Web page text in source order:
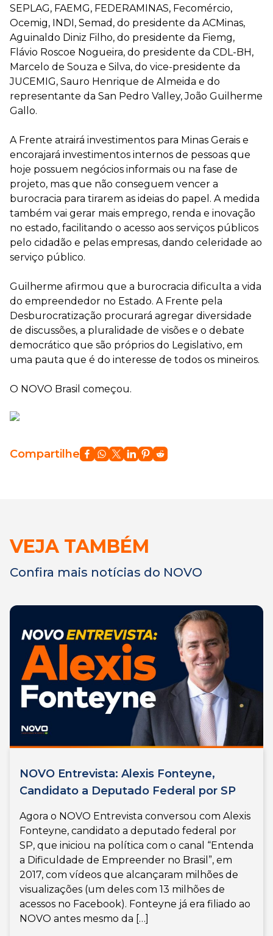
SEPLAG, FAEMG, FEDERAMINAS, Fecomércio,
Ocemig, INDI, Semad, do presidente da ACMinas,
Aguinaldo Diniz Filho, do presidente da Fiemg,
Flávio Roscoe Nogueira, do presidente da CDL-BH,
Marcelo de Souza e Silva, do vice-presidente da
JUCEMIG, Sauro Henrique de Almeida e do
representante da San Pedro Valley, João Guilherme
Gallo.
A Frente atrairá investimentos para Minas Gerais e
encorajará investimentos internos de pessoas que
hoje possuem negócios informais ou na fase de
projeto, mas que não conseguem vencer a
burocracia para tirarem as ideias do papel. A medida
também vai gerar mais emprego, renda e inovação
no estado, facilitando o acesso aos serviços públicos
pelo cidadão e pelas empresas, dando celeridade ao
serviço público.
Guilherme afirmou que a burocracia dificulta a vida
do empreendedor no Estado. A Frente pela
Desburocratização procurará agregar diversidade
de discussões, a pluralidade de visões e o debate
democrático que são próprios do Legislativo, em
uma pauta que é do interesse de todos os mineiros.
O NOVO Brasil começou.
Compartilhe
VEJA TAMBÉM
Confira mais notícias do NOVO
NOVO Entrevista: Alexis Fonteyne,
Candidato a Deputado Federal por SP
Agora o NOVO Entrevista conversou com Alexis
Fonteyne, candidato a deputado federal por
SP, que iniciou na política com o canal “Entenda
a Dificuldade de Empreender no Brasil”, em
2017, com vídeos que alcançaram milhões de
visualizações (um deles com 13 milhões de
acessos no Facebook). Fonteyne já era filiado ao
NOVO antes mesmo da […]